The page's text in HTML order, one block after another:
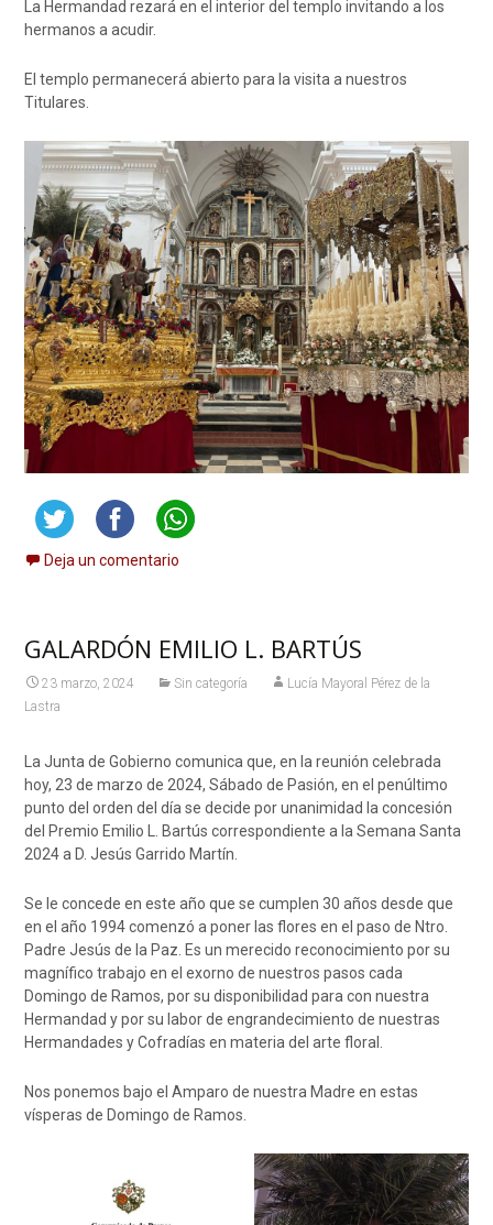
La Hermandad rezará en el interior del templo invitando a los
hermanos a acudir.
El templo permanecerá abierto para la visita a nuestros
Titulares.
Deja un comentario
GALARDÓN EMILIO L. BARTÚS
23 marzo, 2024 Sin categoría
Lucía Mayoral Pérez de la
Lastra
La Junta de Gobierno comunica que, en la reunión celebrada
hoy, 23 de marzo de 2024, Sábado de Pasión, en el penúltimo
punto del orden del día se decide por unanimidad la concesión
del Premio Emilio L. Bartús correspondiente a la Semana Santa
2024 a D. Jesús Garrido Martín.
Se le concede en este año que se cumplen 30 años desde que
en el año 1994 comenzó a poner las flores en el paso de Ntro.
Padre Jesús de la Paz. Es un merecido reconocimiento por su
magnífico trabajo en el exorno de nuestros pasos cada
Domingo de Ramos, por su disponibilidad para con nuestra
Hermandad y por su labor de engrandecimiento de nuestras
Hermandades y Cofradías en materia del arte floral.
Nos ponemos bajo el Amparo de nuestra Madre en estas
vísperas de Domingo de Ramos.